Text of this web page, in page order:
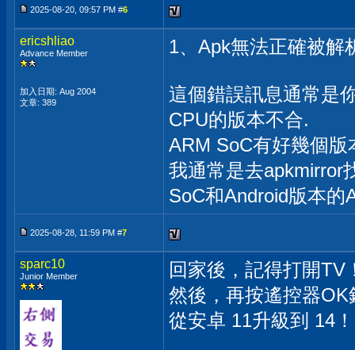
2025-08-20, 09:57 PM #6
ericshliao
Advance Member
加入日期: Aug 2004
文章: 389
1、Apk無法正確被解
這個錯誤訊息通常是
CPU的版本不合.
ARM SoC有好幾個版
我通常是去apkmirror
SoC和Android版本的
2025-08-28, 11:59 PM #7
sparc10
Junior Member
回家後，記得打開TV
然後，再按遙控器OK
從安卓 11升級到 14！